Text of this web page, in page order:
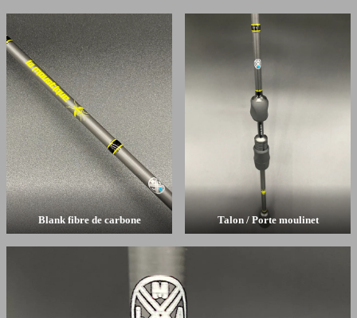
Blank fibre de carbone Talon / Porte moulinet